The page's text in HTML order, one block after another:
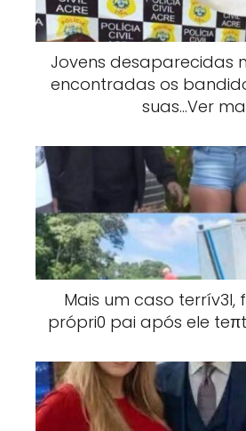
Jovens desaparecidas
encontradas os
suas…Ver
Mais um caso terrív3l,
própri0 pai após ele